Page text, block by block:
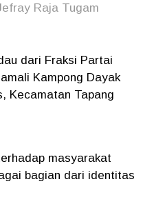
Raja Tugam
dari Fraksi Partai
Kampong Dayak
Kecamatan Tapang
masyarakat
bagian dari identitas